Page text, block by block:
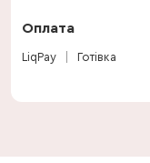
Оплата
LiqPay Готівка